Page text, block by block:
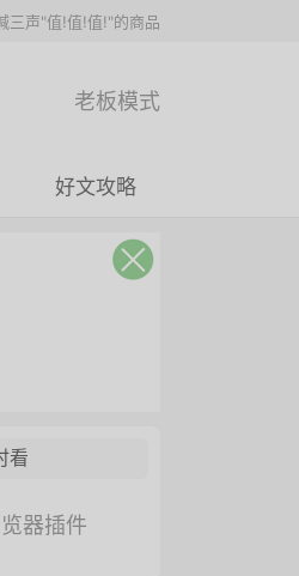
三声"值!值!值!"的商品
老板模式
好文攻略
看
器插件